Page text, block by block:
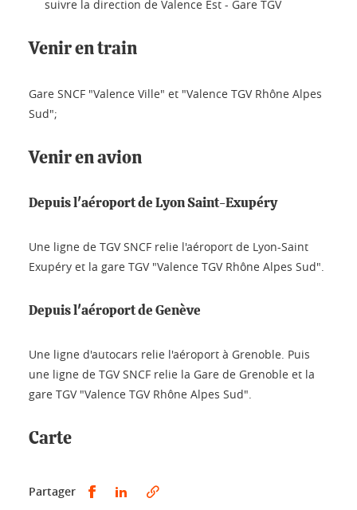
suivre la direction de Valence Est - Gare TGV
Venir en train
Gare SNCF "Valence Ville" et "Valence TGV Rhône Alpes
Sud";
Venir en avion
Depuis l'aéroport de Lyon Saint-Exupéry
Une ligne de TGV SNCF relie l'aéroport de Lyon-Saint
Exupéry et la gare TGV "Valence TGV Rhône Alpes Sud".
Depuis l'aéroport de Genève
Une ligne d'autocars relie l'aéroport à Grenoble. Puis
une ligne de TGV SNCF relie la Gare de Grenoble et la
gare TGV "Valence TGV Rhône Alpes Sud".
Carte
Partager Partager sur Facebook
Partager sur LinkedIn